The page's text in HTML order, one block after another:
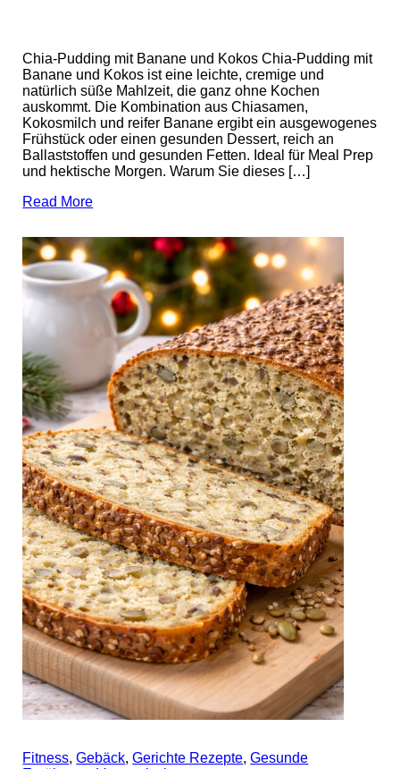
Chia-Pudding mit Banane und Kokos Chia-Pudding mit
Banane und Kokos ist eine leichte, cremige und
natürlich süße Mahlzeit, die ganz ohne Kochen
auskommt. Die Kombination aus Chiasamen,
Kokosmilch und reifer Banane ergibt ein ausgewogenes
Frühstück oder einen gesunden Dessert, reich an
Ballaststoffen und gesunden Fetten. Ideal für Meal Prep
und hektische Morgen. Warum Sie dieses […]
Read More
Fitness,Gebäck,Gerichte Rezepte,Gesunde